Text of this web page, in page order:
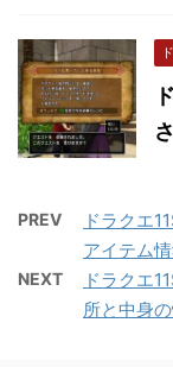
PREV
ドラクエ
アイテム
NEXT
ドラクエ
所と中身